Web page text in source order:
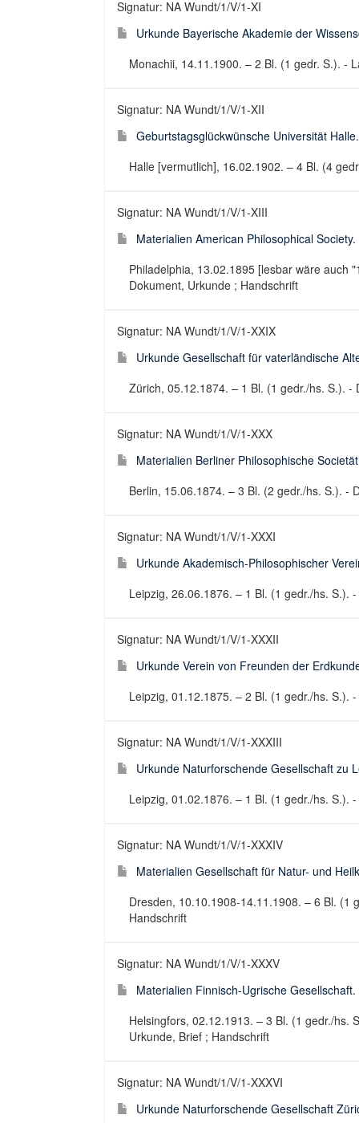
Signatur: NA Wundt/1/V/1-XI
Urkunde Bayerische Akademie der
Monachii, 14.11.1900. – 2 Bl. (1 gedr. S.). -
Signatur: NA Wundt/1/V/1-XII
Geburtstagsglückwünsche Universität
Halle [vermutlich], 16.02.1902. – 4 Bl. (4
Signatur: NA Wundt/1/V/1-XIII
Materialien American Philosophical
Philadelphia, 13.02.1895 [lesbar wäre auch
Dokument, Urkunde ; Handschrift
Signatur: NA Wundt/1/V/1-XXIX
Urkunde Gesellschaft für vaterländische
Zürich, 05.12.1874. – 1 Bl. (1 gedr./hs. S.).
Signatur: NA Wundt/1/V/1-XXX
Materialien Berliner Philosophische
Berlin, 15.06.1874. – 3 Bl. (2 gedr./hs. S.). -
Signatur: NA Wundt/1/V/1-XXXI
Urkunde Akademisch-Philosophischer
Leipzig, 26.06.1876. – 1 Bl. (1 gedr./hs. S.).
Signatur: NA Wundt/1/V/1-XXXII
Urkunde Verein von Freunden der
Leipzig, 01.12.1875. – 2 Bl. (1 gedr./hs. S.).
Signatur: NA Wundt/1/V/1-XXXIII
Urkunde Naturforschende Gesellschaft zu
Leipzig, 01.02.1876. – 1 Bl. (1 gedr./hs. S.).
Signatur: NA Wundt/1/V/1-XXXIV
Materialien Gesellschaft für Natur- und
Dresden, 10.10.1908-14.11.1908. – 6 Bl. (1
Handschrift
Signatur: NA Wundt/1/V/1-XXXV
Materialien Finnisch-Ugrische
Helsingfors, 02.12.1913. – 3 Bl. (1 gedr./hs.
Urkunde, Brief ; Handschrift
Signatur: NA Wundt/1/V/1-XXXVI
Urkunde Naturforschende Gesellschaft